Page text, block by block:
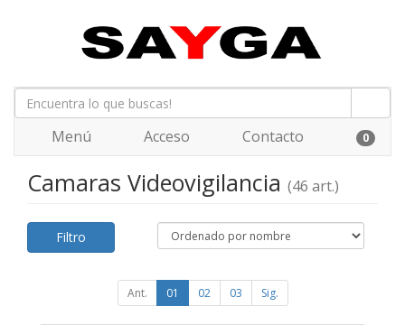
Menú Acceso Contacto 0
Camaras Videovigilancia (46 art.)
Filtro
Ant. 01 02 03 Sig.